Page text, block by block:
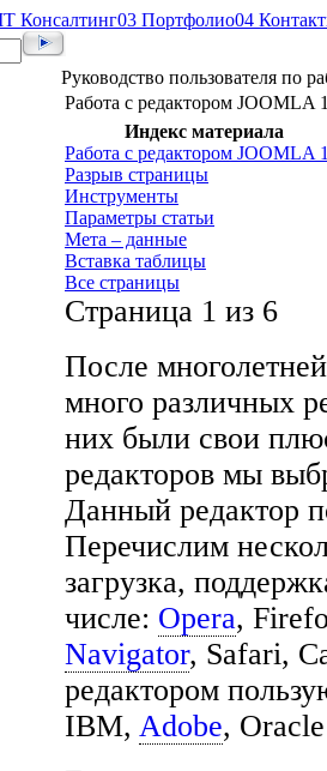
Консалтинг03 Портфолио04
Руководство пользователя по
Работа с редактором JOOMLA
Индекс материала
Работа с редактором JOOMLA
Разрыв страницы
Инструменты
Параметры статьи
Мета – данные
Вставка таблицы
Все страницы
Страница 1 из 6
После
много различных
них были свои
редакторов мы
Данный редактор
Перечислим
загрузка,
числе: Opera,
Navigator, Safari,
редактором
IBM, Adobe,